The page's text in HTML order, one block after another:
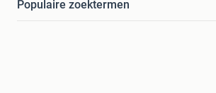
Populaire zoektermen